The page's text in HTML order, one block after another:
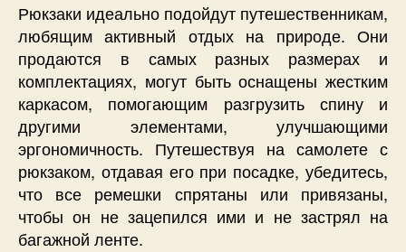
Рюкзаки идеально подойдут путешественникам,
любящим активный отдых на природе. Они
продаются в самых разных размерах и
комплектациях, могут быть оснащены жестким
каркасом, помогающим разгрузить спину и
другими элементами, улучшающими
эргономичность. Путешествуя на самолете с
рюкзаком, отдавая его при посадке, убедитесь,
что все ремешки спрятаны или привязаны,
чтобы он не зацепился ими и не застрял на
багажной ленте.